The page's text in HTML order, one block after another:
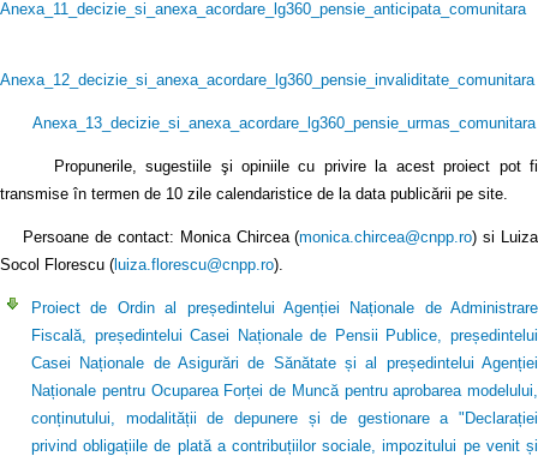
Anexa_11_decizie_si_anexa_acordare_lg360_pensie_anticipata_comunitara
Anexa_12_decizie_si_anexa_acordare_lg360_pensie_invaliditate_comunitara
Anexa_13_decizie_si_anexa_acordare_lg360_pensie_urmas_comunitara
Propunerile, sugestiile şi opiniile cu privire la acest proiect pot fi
transmise în termen de 10 zile calendaristice de la data publicării pe site.
Persoane de contact: Monica Chircea (monica.chircea@cnpp.ro) si Luiza
Socol Florescu ( luiza.florescu@cnpp.ro).
Proiect de Ordin al președintelui Agenției Naționale de Administrare
Fiscală, președintelui Casei Naționale de Pensii Publice, președintelui
Casei Naționale de Asigurări de Sănătate și al președintelui Agenției
Naționale pentru Ocuparea Forței de Muncă pentru aprobarea modelului,
conținutului, modalității de depunere și de gestionare a "Declarației
privind obligațiile de plată a contribuțiilor sociale, impozitului pe venit și